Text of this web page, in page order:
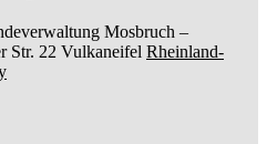
Mosbruch –
Str. 22 Vulkaneifel Rheinland-